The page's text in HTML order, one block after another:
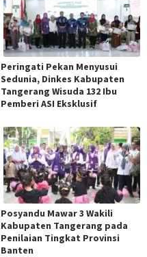
Peringati Pekan Menyusui
Sedunia, Dinkes Kabupaten
Tangerang Wisuda 132 Ibu
Pemberi ASI Eksklusif
Posyandu Mawar 3 Wakili
Kabupaten Tangerang pada
Penilaian Tingkat Provinsi
Banten